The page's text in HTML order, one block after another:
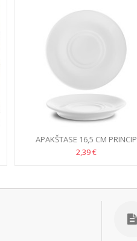
APAKŠTASE 16,5 CM PRINCIP
BUĻJONA TASEI
2,39 €